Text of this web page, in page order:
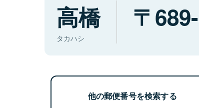
高橋
タカハシ
他の郵便番号を検索する